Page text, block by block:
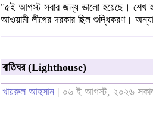
"৫ই আগস্ট সবার জন্য ভালো হয়েছে। শেখ
আওয়ামী লীগের দরকার ছিল শুদ্ধিকরণ।
বাতিঘর (Lighthouse)
খায়রুল আহসান | ০৬ ই আগস্ট, ২০২৬